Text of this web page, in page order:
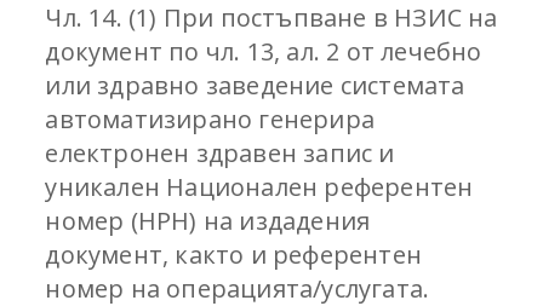
Чл. 14. (1) При постъпване в НЗИС на
документ по чл. 13, ал. 2 от лечебно
или здравно заведение системата
автоматизирано генерира
електронен здравен запис и
уникален Национален референтен
номер (НРН) на издадения
документ, както и референтен
номер на операцията/услугата.